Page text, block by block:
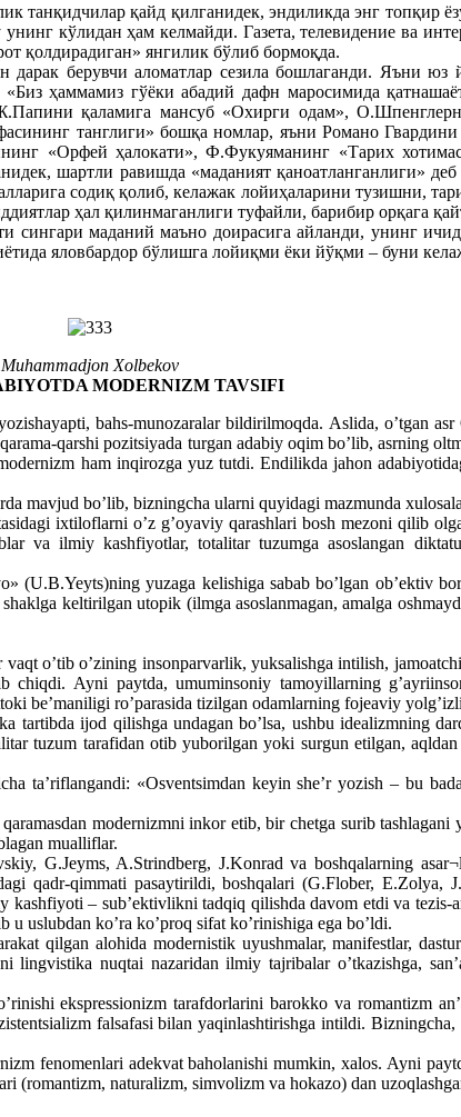
танқидчилар қайд қилганидек, эндиликда энг топқир
кўлидан ҳам келмайди. Газета, телевидение ва
қолдирадиган» янгилик бўлиб бормоқда.
берувчи аломатлар сезила бошлаганди. Яъни юз
ҳаммамиз гўёки абадий дафн маросимида
қаламига мансуб «Охирги одам»,
танглиги» бошқа номлар, яъни Романо
«Орфей ҳалокати», Ф.Фукуяманинг «Тарих
шартли равишда «маданият қаноатланганлиги»
содиқ қолиб, келажак лойиҳаларини тузишни,
ҳал қилинмаганлиги туфайли, барибир орқага
маданий маъно доирасига айланди, унинг
яловбардор бўлишга лойиқми ёки йўқми – буни
Muhammadjon Xolbekov
MODERNIZM TAVSIFI
bahs-munozaralar bildirilmoqda. Aslida, o’tgan
qarshi pozitsiyada turgan adabiy oqim bo’lib, asrning
ham inqirozga yuz tutdi. Endilikda jahon
mavjud bo’lib, bizningcha ularni quyidagi mazmunda
ixtiloflarni o’z g’oyaviy qarashlari bosh mezoni qilib
va ilmiy kashfiyotlar, totalitar tuzumga asoslangan
(U.B.Yeyts)ning yuzaga kelishiga sabab bo’lgan ob’ektiv
keltirilgan utopik (ilmga asoslanmagan, amalga
o’tib o’zining insonparvarlik, yuksalishga intilish,
chiqdi. Ayni paytda, umuminsoniy tamoyillarning
be’maniligi ro’parasida tizilgan odamlarning fojeaviy
ijod qilishga undagan bo’lsa, ushbu idealizmning
tuzum tarafidan otib yuborilgan yoki surgun etilgan,
ta’riflangandi: «Osventsimdan keyin she’r yozish – bu
modernizmni inkor etib, bir chetga surib
mualliflar.
G.Jeyms, A.Strindberg, J.Konrad va boshqalarning
qimmati pasaytirildi, boshqalari (G.Flober, E.Zolya,
– sub’ektivlikni tadqiq qilishda davom etdi va tezis-
uslubdan ko’ra ko’proq sifat ko’rinishiga ega bo’ldi.
qilgan alohida modernistik uyushmalar, manifestlar,
nuqtai nazaridan ilmiy tajribalar o’tkazishga,
ekspressionizm tarafdorlarini barokko va romantizm
falsafasi bilan yaqinlashtirishga intildi.
fenomenlari adekvat baholanishi mumkin, xalos. Ayni
naturalizm, simvolizm va hokazo) dan